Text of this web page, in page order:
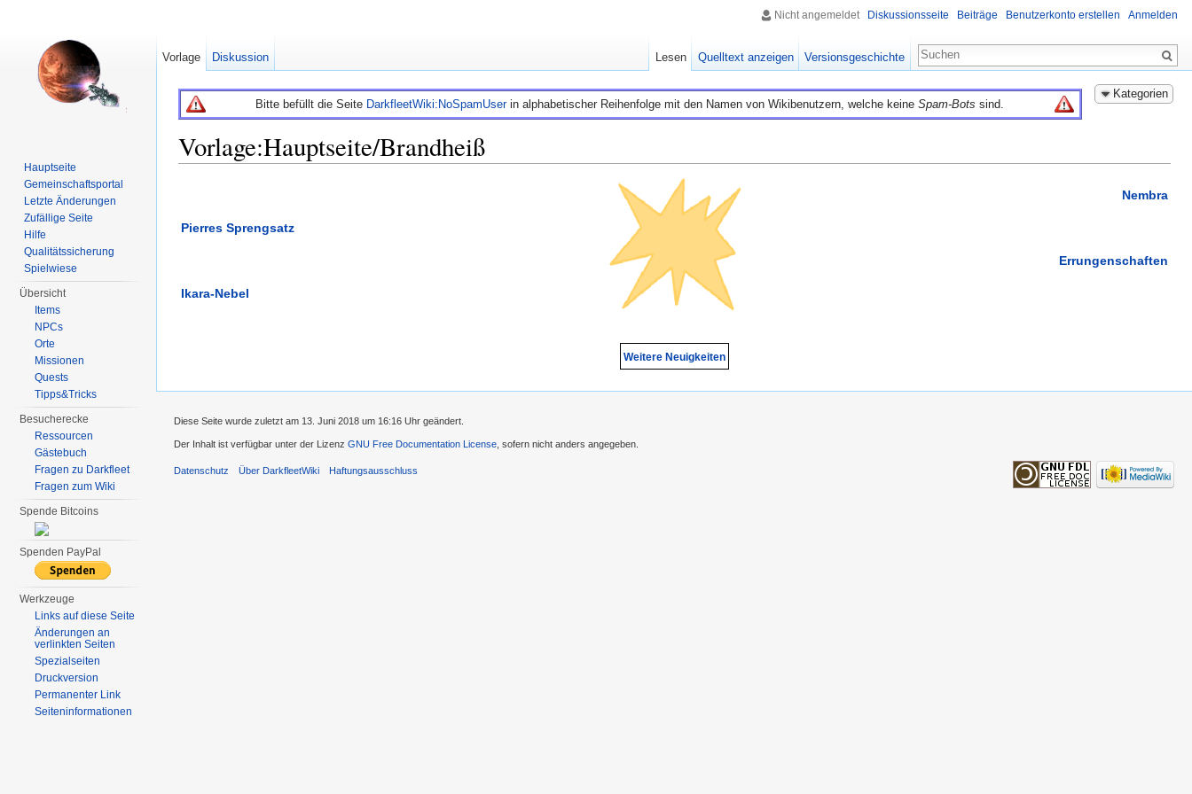
Kategorien
Bitte befüllt die Seite DarkfleetWiki:NoSpamUserin alphabetischer Reihenfolge mit den Namen von Wikibenutzern, welche keine Spam-Bots sind.
Vorlage:Hauptseite/Brandheiß
Nembra
Pierres Sprengsatz
Errungenschaften
Ikara-Nebel
Weitere Neuigkeiten
Nicht angemeldet Diskussionsseite Beiträge Benutzerkonto erstellen Anmelden
Vorlage Diskussion Lesen Quelltext anzeigen Versionsgeschichte
Hauptseite
Gemeinschaftsportal
Letzte Änderungen
Zufällige Seite
Hilfe
Qualitätssicherung
Spielwiese
Übersicht
Items
NPCs
Orte
Missionen
Quests
Tipps&Tricks
Besucherecke
Ressourcen
Gästebuch
Fragen zu Darkfleet
Fragen zum Wiki
Spende Bitcoins
Spenden PayPal
Werkzeuge
Links auf diese Seite
Änderungen an
verlinkten Seiten
Spezialseiten
Druckversion
Permanenter Link
Seiten­informationen
Diese Seite wurde zuletzt am 13. Juni 2018 um 16:16 Uhr geändert.
Der Inhalt ist verfügbar unter der Lizenz GNU Free Documentation License , sofern nicht anders angegeben.
Datenschutz Über DarkfleetWiki Haftungsausschluss